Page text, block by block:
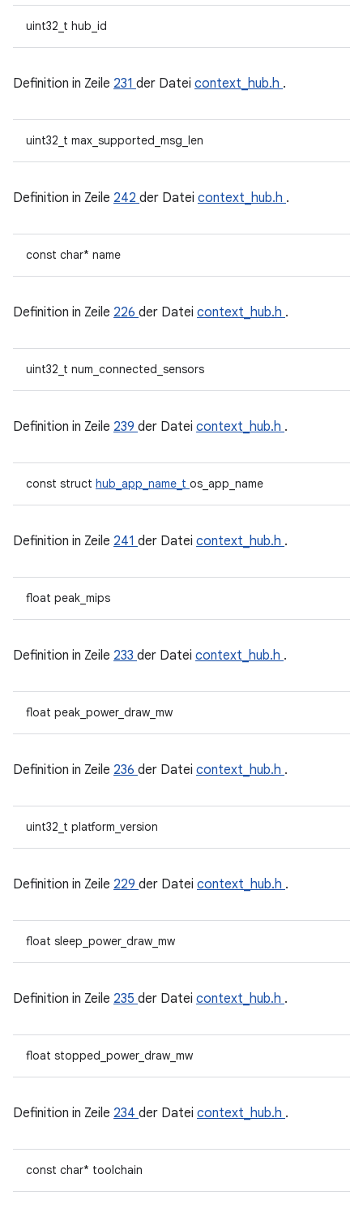
uint32_t hub_id
Definition in Zeile 231 der Datei context_hub.h .
uint32_t max_supported_msg_len
Definition in Zeile 242 der Datei context_hub.h .
const char* name
Definition in Zeile 226 der Datei context_hub.h .
uint32_t num_connected_sensors
Definition in Zeile 239 der Datei context_hub.h .
const struct hub_app_name_t os_app_name
Definition in Zeile 241 der Datei context_hub.h .
float peak_mips
Definition in Zeile 233 der Datei context_hub.h .
float peak_power_draw_mw
Definition in Zeile 236 der Datei context_hub.h .
uint32_t platform_version
Definition in Zeile 229 der Datei context_hub.h .
float sleep_power_draw_mw
Definition in Zeile 235 der Datei context_hub.h .
float stopped_power_draw_mw
Definition in Zeile 234 der Datei context_hub.h .
const char* toolchain